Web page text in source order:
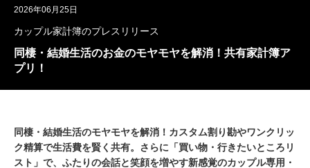
2026年06月25日
カップル家計簿のプレスリリース
同棲・結婚生活のお金のモヤモヤを解消！共有家計簿ア
プリ！
同棲・結婚生活のモヤモヤを解消！カスタム割り勘やワンクリッ
ク精算で生活費を賢く共有。さらに「買い物・行きたいところリ
スト」で、ふたりの会話と笑顔を増やす新感覚のカップル専用・